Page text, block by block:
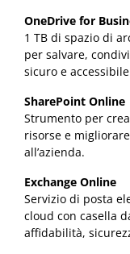
OneDrive for
1 TB di spazio di
per salvare,
sicuro e
SharePoint Online
Strumento per
risorse e
all’azienda.
Exchange Online
Servizio di posta
cloud con casella
affidabilità,